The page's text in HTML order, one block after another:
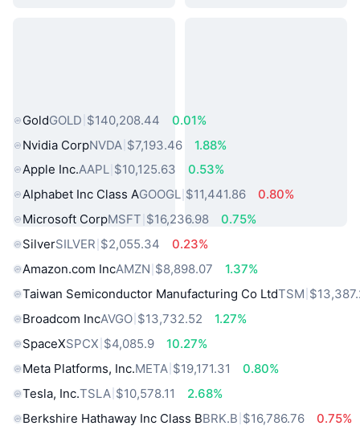
GoldGOLD $140,208.44
0.01%
Nvidia CorpNVDA $7,193.46
1.88%
Apple Inc.AAPL $10,125.63
0.53%
Alphabet Inc Class AGOOGL $11,441.86
0.80%
Microsoft CorpMSFT $16,236.98
0.75%
SilverSILVER $2,055.34
0.23%
Amazon.com IncAMZN $8,898.07
1.37%
Taiwan Semiconductor Manufacturing Co LtdTSM
Broadcom IncAVGO $13,732.52
1.27%
SpaceXSPCX $4,085.9
10.27%
Meta Platforms, Inc.META $19,171.31
0.80%
Tesla, Inc.TSLA $10,578.11
2.68%
Berkshire Hathaway Inc Class BBRK.B $16,786.76
0.75%